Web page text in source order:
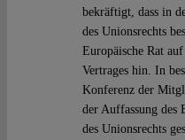
bekräftigt, dass in
des Unionsrechts
Europäische Rat
Vertrages hin. In
Konferenz der
der Auffassung des
des Unionsrechts